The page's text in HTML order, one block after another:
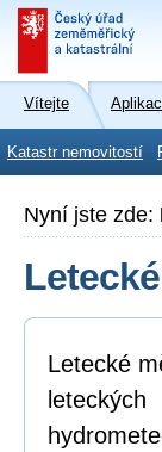
Vítejte
Katastr nemovitostí
Nyní jste zde:
Letecké